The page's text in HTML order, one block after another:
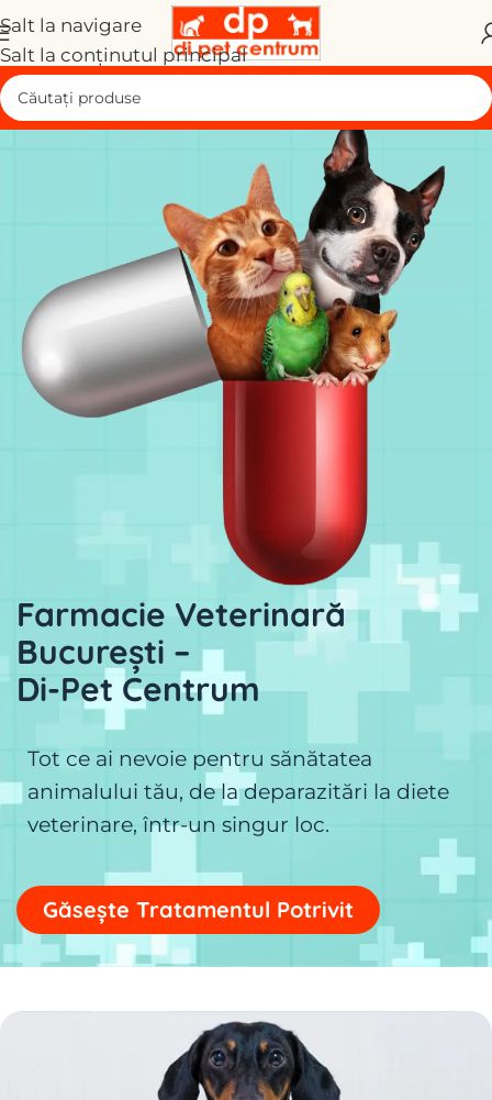
Salt la navigare
Salt la conținutul principal
Farmacie Veterinară
București –
Di-Pet Centrum
Tot ce ai nevoie pentru sănătatea
animalului tău, de la deparazitări la diete
veterinare, într-un singur loc.
Găsește Tratamentul Potrivit